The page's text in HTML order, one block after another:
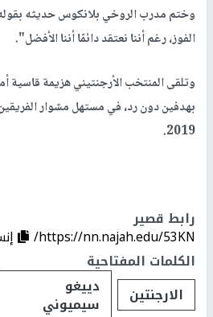
وختم مدرب الروخي بلانكوس حديثه
الفوز، رغم أننا نعتقد دائمًا أننا الأفضل".
وتلقى المنتخب الأرجنتيني هزيمة قاسية
بهدفين دون رد، في مستهل مشوار
2019
.
رابط قصير
https://nn.najah.edu/53KN/
الكلمات المفتاحية
الارجنتين
دييغو
سيميوني